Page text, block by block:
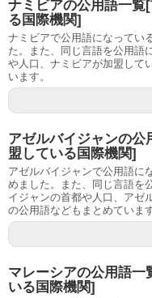
ナミビアの公用語一覧
る国際機関]
ナミビアで公用語になってい
た。また、同じ言語を公用語
や人口、ナミビアが加盟して
います。
アゼルバイジャンの公
盟している国際機関]
アゼルバイジャンで公用語に
めました。また、同じ言語を
イジャンの首都や人口、アゼ
の公用語などもまとめています
マレーシアの公用語一
いる国際機関]